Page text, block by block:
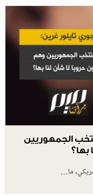
الجمهوريين
ما…